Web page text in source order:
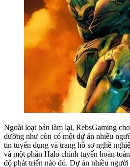
Ngoài loạt bản làm lại, RebsGaming
dường như còn có một dự án nhiều
tin tuyển dụng và trang hồ sơ nghề
và một phần Halo chính tuyến hoàn
độ phát triển nào đó. Dự án nhiều